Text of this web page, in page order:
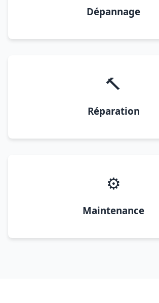
Dépannage
🔨
Réparation
⚙️
Maintenance